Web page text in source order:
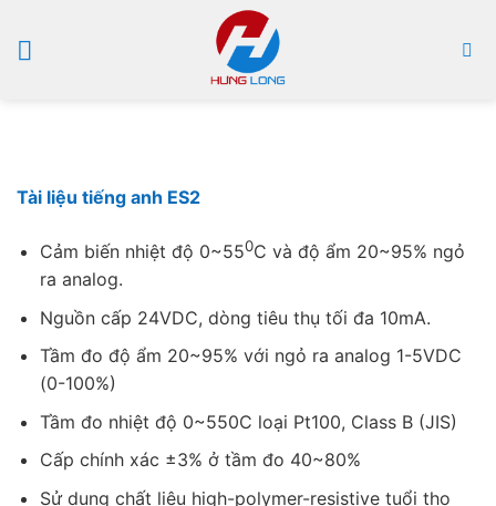
qua
nội
Tài liệu tiếng anh ES2
Cảm biến nhiệt độ 0~550C và độ ẩm 20~95% ngỏ
ra analog.
Nguồn cấp 24VDC, dòng tiêu thụ tối đa 10mA.
Tầm đo độ ẩm 20~95% với ngỏ ra analog 1-5VDC
(0-100%)
Tầm đo nhiệt độ 0~550C loại Pt100, Class B (JIS)
Cấp chính xác ±3% ở tầm đo 40~80%
Sử dụng chất liệu high-polymer-resistive tuổi thọ